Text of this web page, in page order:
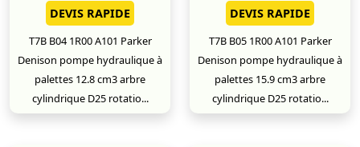
DEVIS RAPIDE
T7B B04 1R00 A101 Parker
Denison pompe hydraulique à
palettes 12.8 cm3 arbre
cylindrique D25 rotatio...
DEVIS RAPIDE
T7B B05 1R00 A101 Parker
Denison pompe hydraulique à
palettes 15.9 cm3 arbre
cylindrique D25 rotatio...